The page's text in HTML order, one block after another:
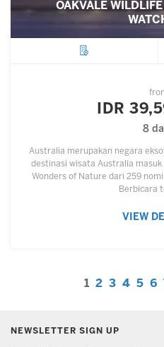
OAKVALE
IDR
8
Australia merupakan negara
destinasi wisata Australia
Wonders of Nature dari 259
Berbicara
VIEW
1 2 3 4 5 6
NEWSLETTER SIGN UP